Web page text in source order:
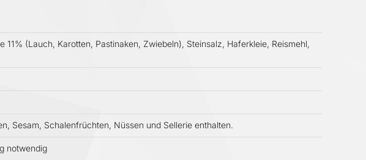
(Lauch, Karotten, Pastinaken, Zwiebeln), Steinsalz, Haferkleie, Reismehl,
Sesam, Schalenfrüchten, Nüssen und Sellerie enthalten.
notwendig